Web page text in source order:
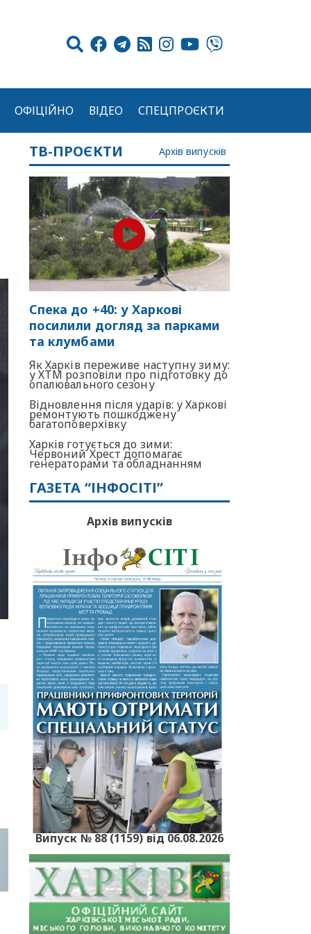
ОФІЦІЙНО ВІДЕО СПЕЦПРОЄКТИ
ТВ-ПРОЄКТИ Архів випусків
Спека до +40: у Харкові
посилили догляд за парками
та клумбами
Як Харків переживе наступну зиму:
у ХТМ розповіли про підготовку до
опалювального сезону
Відновлення після ударів: у Харкові
ремонтують пошкоджену
багатоповерхівку
Харків готується до зими:
Червоний Хрест допомагає
генераторами та обладнанням
ГАЗЕТА “ІНФОСІТІ”
Архів випусків
Випуск № 88 (1159) від 06.08.2026